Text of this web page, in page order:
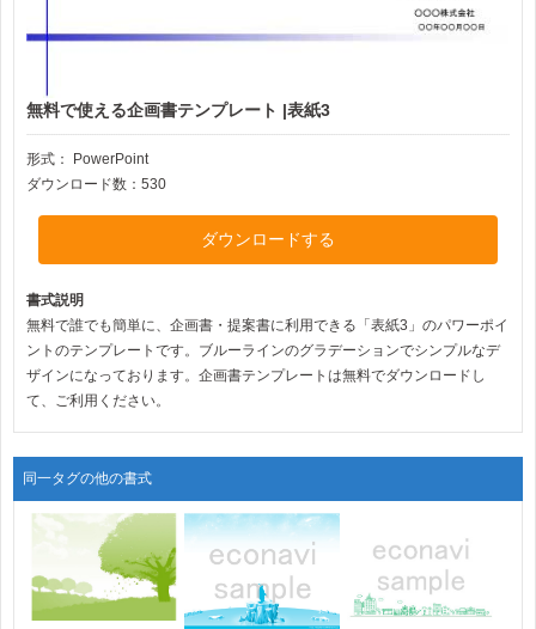
無料で使える企画書テンプレート |表紙3
形式： PowerPoint
ダウンロード数：530
ダウンロードする
書式説明
無料で誰でも簡単に、企画書・提案書に利用できる「表紙3」のパワーポイ
ントのテンプレートです。ブルーラインのグラデーションでシンプルなデ
ザインになっております。企画書テンプレートは無料でダウンロードし
て、ご利用ください。
同一タグの他の書式